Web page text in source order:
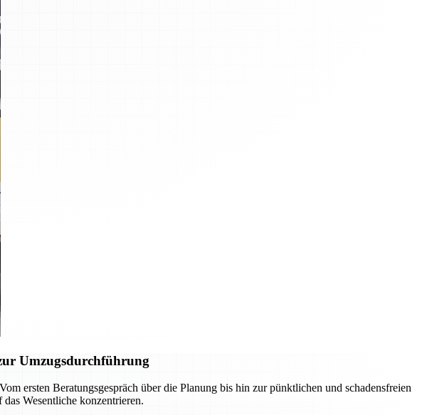
Umzugsdurchführung
ersten Beratungsgespräch über die Planung bis hin zur pünktlichen und schadensfreien
Wesentliche konzentrieren.